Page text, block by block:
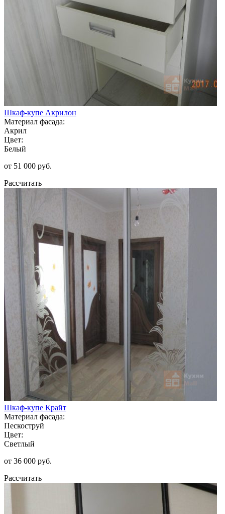
Шкаф-купе Акрилон
Материал фасада:
Акрил
Цвет:
Белый
от 51 000 руб.
Рассчитать
Шкаф-купе Крайт
Материал фасада:
Пескоструй
Цвет:
Светлый
от 36 000 руб.
Рассчитать